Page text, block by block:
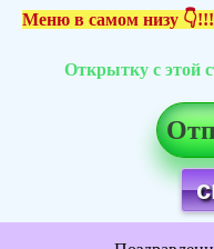
Меню в самом низу 👇!!!
Открытку с этой